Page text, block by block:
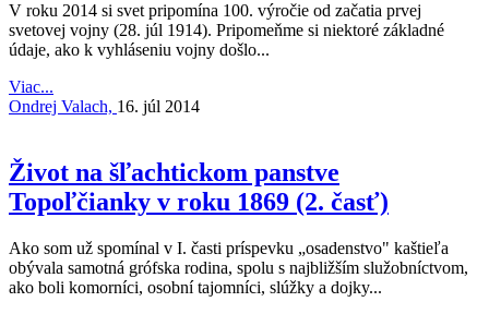
V roku 2014 si svet pripomína 100. výročie od začatia prvej
svetovej vojny (28. júl 1914). Pripomeňme si niektoré základné
údaje, ako k vyhláseniu vojny došlo...
Viac...
Ondrej Valach, 16. júl 2014
Život na šľachtickom panstve
Topoľčianky v roku 1869 (2. časť)
Ako som už spomínal v I. časti príspevku „osadenstvo" kaštieľa
obývala samotná grófska rodina, spolu s najbližším služobníctvom,
ako boli komorníci, osobní tajomníci, slúžky a dojky...